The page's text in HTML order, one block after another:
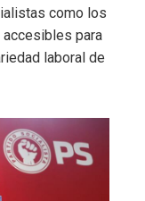
como los
para
laboral de